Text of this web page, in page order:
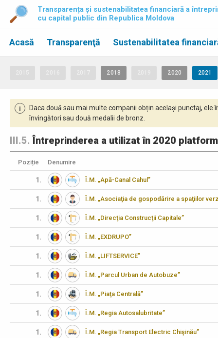
Transparența și sustenabilitatea financiară a
cu capital public din Republica Moldova
Acasă Transparenţă Sustenabilitatea
2018 2020 2021
i
Daca două sau mai multe companii obțin același punctaj,
învingători sau două medalii de bronz.
III.5.Întreprinderea a utilizat în 2020
Poziție Denumire
1. Î.M. „Apă-Canal Cahul”
1. Î.M. „Asociaţia de gospodărire a spaţiilor
1. Î.M. „Direcţia Construcţii Capitale”
1. Î.M. „EXDRUPO”
1. Î.M. „LIFTSERVICE”
1. Î.M. „Parcul Urban de Autobuze”
1. Î.M. „Piaţa Centrală”
1. Î.M. „Regia Autosalubritate”
1. Î.M. „Regia Transport Electric Chişinău”